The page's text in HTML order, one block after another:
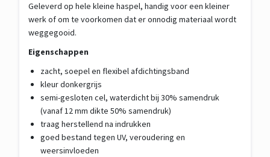
Geleverd op hele kleine haspel, handig voor een kleiner
werk of om te voorkomen dat er onnodig materiaal wordt
weggegooid.
Eigenschappen
zacht, soepel en flexibel afdichtingsband
kleur donkergrijs
semi-gesloten cel, waterdicht bij 30% samendruk
(vanaf 12 mm dikte 50% samendruk)
traag herstellend na indrukken
goed bestand tegen UV, veroudering en
weersinvloeden